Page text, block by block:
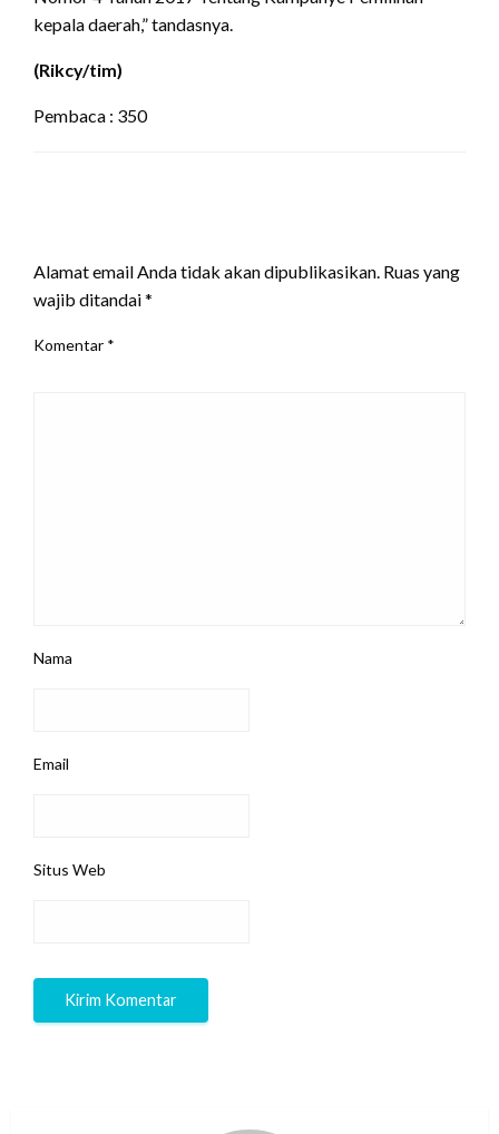
kepala daerah,” tandasnya.
(Rikcy/tim)
Pembaca : 350
Alamat email Anda tidak akan dipublikasikan. Ruas yang
wajib ditandai*
Komentar *
Nama
Email
Situs Web